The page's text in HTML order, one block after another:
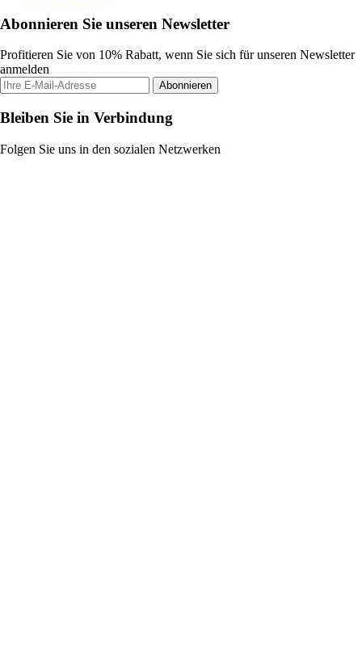
Abonnieren Sie unseren Newsletter
Profitieren Sie von 10% Rabatt, wenn Sie sich für unseren Newsletter
anmelden
Abonnieren
Bleiben Sie in Verbindung
Folgen Sie uns in den sozialen Netzwerken